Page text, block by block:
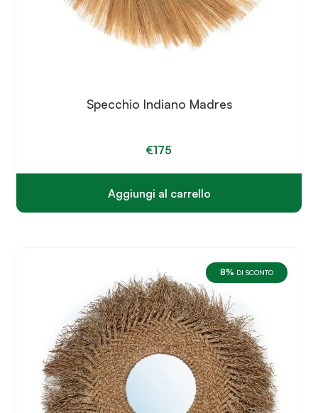
Specchio Indiano Madres
€175
Aggiungi al carrello
8% DI SCONTO